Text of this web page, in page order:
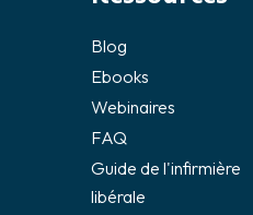
Blog
Ebooks
Webinaires
FAQ
Guide de l'infirmière
libérale